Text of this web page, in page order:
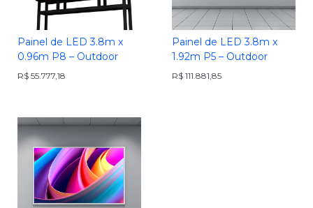
Painel de LED 3.8m x
0.96m P8 – Outdoor
R$ 55.777,18
Painel de LED 3.8m x
1.92m P5 – Outdoor
R$ 111.881,85